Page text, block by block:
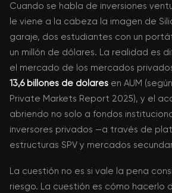
Cuando se habla de inversiones
le viene a la cabeza la imagen de
garaje, dos estudiantes con un
un millón de dólares. La realidad es
el mercado de los mercados
13,6 billones de dólares en AUM
Private Markets Report 2025), y el
abriendo no solo a fondos
inversores privados —a través de
estructuras SPV y mercados
La cuestión no es si vale la pena
riesgo. La cuestión es cómo hacerlo